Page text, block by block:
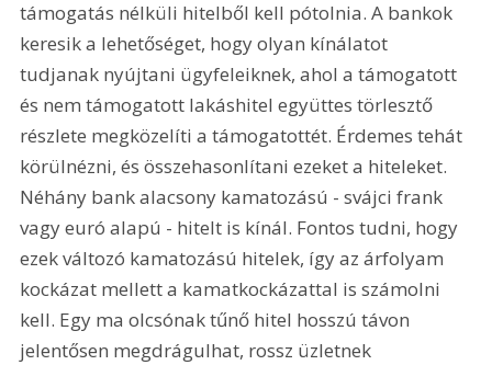
támogatás nélküli hitelből kell pótolnia. A bankok
keresik a lehetőséget, hogy olyan kínálatot
tudjanak nyújtani ügyfeleiknek, ahol a támogatott
és nem támogatott lakáshitel együttes törlesztő
részlete megközelíti a támogatottét. Érdemes tehát
körülnézni, és összehasonlítani ezeket a hiteleket.
Néhány bank alacsony kamatozású - svájci frank
vagy euró alapú - hitelt is kínál. Fontos tudni, hogy
ezek változó kamatozású hitelek, így az árfolyam
kockázat mellett a kamatkockázattal is számolni
kell. Egy ma olcsónak tűnő hitel hosszú távon
jelentősen megdrágulhat, rossz üzletnek